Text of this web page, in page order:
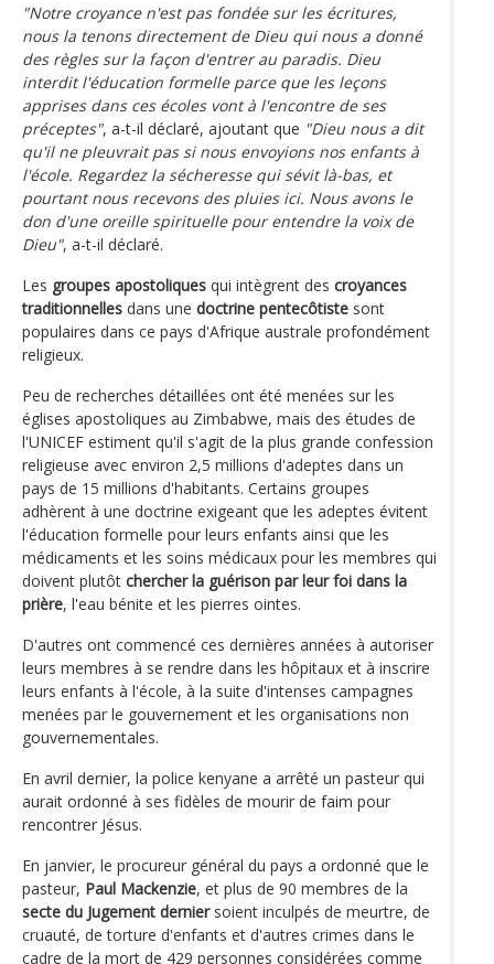
"Notre croyance n'est pas fondée sur les écritures,
nous la tenons directement de Dieu qui nous a donné
des règles sur la façon d'entrer au paradis. Dieu
interdit l'éducation formelle parce que les leçons
apprises dans ces écoles vont à l'encontre de ses
préceptes", a-t-il déclaré, ajoutant que "Dieu nous a dit
qu'il ne pleuvrait pas si nous envoyions nos enfants à
l'école. Regardez la sécheresse qui sévit là-bas, et
pourtant nous recevons des pluies ici. Nous avons le
don d'une oreille spirituelle pour entendre la voix de
Dieu", a-t-il déclaré.
Les groupes apostoliques qui intègrent des croyances
traditionnelles dans une doctrine pentecôtiste sont
populaires dans ce pays d'Afrique australe profondément
religieux.
Peu de recherches détaillées ont été menées sur les
églises apostoliques au Zimbabwe, mais des études de
l'UNICEF estiment qu'il s'agit de la plus grande confession
religieuse avec environ 2,5 millions d'adeptes dans un
pays de 15 millions d'habitants. Certains groupes
adhèrent à une doctrine exigeant que les adeptes évitent
l'éducation formelle pour leurs enfants ainsi que les
médicaments et les soins médicaux pour les membres qui
doivent plutôt chercher la guérison par leur foi dans la
prière, l'eau bénite et les pierres ointes.
D'autres ont commencé ces dernières années à autoriser
leurs membres à se rendre dans les hôpitaux et à inscrire
leurs enfants à l'école, à la suite d'intenses campagnes
menées par le gouvernement et les organisations non
gouvernementales.
En avril dernier, la police kenyane a arrêté un pasteur qui
aurait ordonné à ses fidèles de mourir de faim pour
rencontrer Jésus.
En janvier, le procureur général du pays a ordonné que le
pasteur, Paul Mackenzie, et plus de 90 membres de la
secte du Jugement derniersoient inculpés de meurtre, de
cruauté, de torture d'enfants et d'autres crimes dans le
cadre de la mort de 429 personnes considérées comme